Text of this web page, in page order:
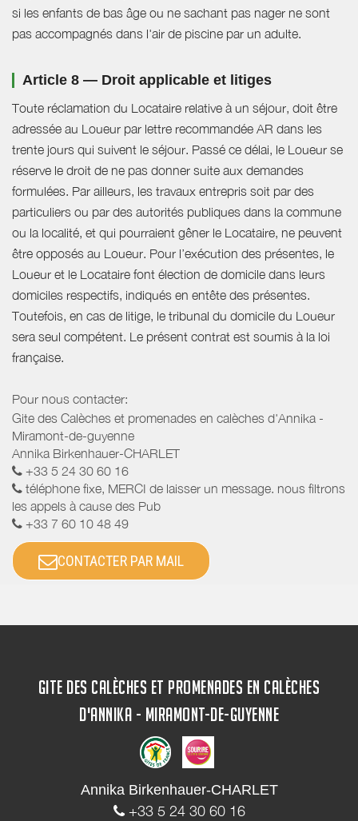
si les enfants de bas âge ou ne sachant pas nager ne sont
pas accompagnés dans l'air de piscine par un adulte.
Article 8 — Droit applicable et litiges
Toute réclamation du Locataire relative à un séjour, doit être
adressée au Loueur par lettre recommandée AR dans les
trente jours qui suivent le séjour. Passé ce délai, le Loueur se
réserve le droit de ne pas donner suite aux demandes
formulées. Par ailleurs, les travaux entrepris soit par des
particuliers ou par des autorités publiques dans la commune
ou la localité, et qui pourraient gêner le Locataire, ne peuvent
être opposés au Loueur. Pour l’exécution des présentes, le
Loueur et le Locataire font élection de domicile dans leurs
domiciles respectifs, indiqués en entête des présentes.
Toutefois, en cas de litige, le tribunal du domicile du Loueur
sera seul compétent. Le présent contrat est soumis à la loi
française.
Pour nous contacter:
Gite des Calèches et promenades en calèches d'Annika -
Miramont-de-guyenne
Annika Birkenhauer-CHARLET
+33 5 24 30 60 16
téléphone fixe, MERCI de laisser un message. nous filtrons
les appels à cause des Pub
+33 7 60 10 48 49
CONTACTER PAR MAIL
GITE DES CALÈCHES ET PROMENADES EN CALÈCHES
D'ANNIKA - MIRAMONT-DE-GUYENNE
Annika Birkenhauer-CHARLET
+33 5 24 30 60 16